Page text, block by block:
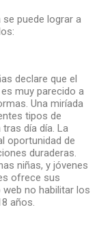
se puede lograr a
declare que el
muy parecido a
Una miríada
tipos de
día día. La
oportunidad de
duraderas.
niñas, y jóvenes
ofrece sus
no habilitar los
años.